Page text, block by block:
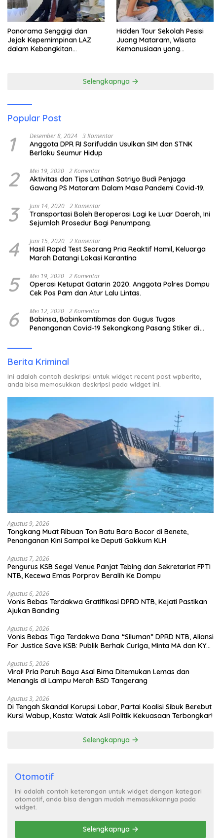
Panorama Senggigi dan
Jejak Kepemimpinan LAZ
dalam Kebangkitan
Hidden Tour Sekolah Pesisi
Juang Mataram, Wisata
Kemanusiaan yang
Selengkapnya
Popular Post
1 Desember 8, 2024 3 Komentar
Anggota DPR RI Sarifuddin Usulkan SIM dan STNK
Berlaku Seumur Hidup
2 Mei 19, 2020 2 Komentar
Aktivitas dan Tips Latihan Satriyo Budi Penjaga
Gawang PS Mataram Dalam Masa Pandemi Covid-19.
3 Juni 14, 2020 2 Komentar
Transportasi Boleh Beroperasi Lagi ke Luar Daerah, Ini
Sejumlah Prosedur Bagi Penumpang.
4 Juni 15, 2020 2 Komentar
Hasil Rapid Test Seorang Pria Reaktif Hamil, Keluarga
Marah Datangi Lokasi Karantina
5 Mei 19, 2020 2 Komentar
Operasi Ketupat Gatarin 2020. Anggota Polres Dompu
Cek Pos Pam dan Atur Lalu Lintas.
6 Mei 12, 2020 2 Komentar
Babinsa, Babinkamtibmas dan Gugus Tugas
Penanganan Covid-19 Sekongkang Pasang Stiker di
Berita Kriminal
Ini adalah contoh deskripsi untuk widget recent post wpberita,
anda bisa memasukkan deskripsi pada widget ini.
Agustus 9, 2026
Tongkang Muat Ribuan Ton Batu Bara Bocor di Benete,
Penanganan Kini Sampai ke Deputi Gakkum KLH
Agustus 7, 2026
Pengurus KSB Segel Venue Panjat Tebing dan Sekretariat FPTI
NTB, Kecewa Emas Porprov Beralih Ke Dompu
Agustus 6, 2026
Vonis Bebas Terdakwa Gratifikasi DPRD NTB, Kejati Pastikan
Ajukan Banding
Agustus 6, 2026
Vonis Bebas Tiga Terdakwa Dana “Siluman” DPRD NTB, Aliansi
For Justice Save KSB: Publik Berhak Curiga, Minta MA dan KY
Agustus 5, 2026
Viral! Pria Paruh Baya Asal Bima Ditemukan Lemas dan
Menangis di Lampu Merah BSD Tangerang
Agustus 3, 2026
Di Tengah Skandal Korupsi Lobar, Partai Koalisi Sibuk Berebut
Kursi Wabup, Kasta: Watak Asli Politik Kekuasaan Terbongkar!
Selengkapnya
Otomotif
Ini adalah contoh keterangan untuk widget dengan kategori
otomotif, anda bisa dengan mudah memasukkannya pada
widget.
Selengkapnya